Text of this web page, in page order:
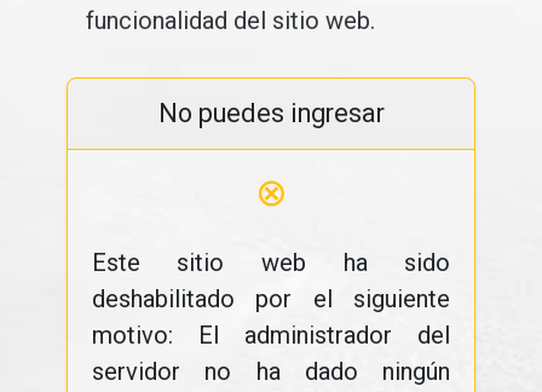
funcionalidad del sitio web.
No puedes ingresar
⊗
Este sitio web ha sido
deshabilitado por el siguiente
motivo: El administrador del
servidor no ha dado ningún